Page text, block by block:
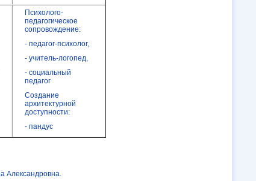
Психолого-
педагогическое
сопровождение:
- педагог-психолог,
- учитель-логопед,
- социальный
педагог
Создание
архитектурной
доступности:
- пандус
Александровна.